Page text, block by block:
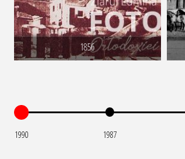
1856
1990 1987